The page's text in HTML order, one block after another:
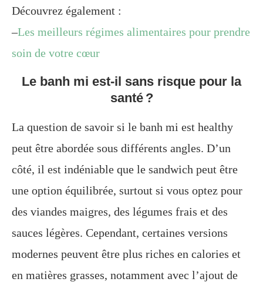
Découvrez également :
–Les meilleurs régimes alimentaires pour prendre
soin de votre cœur
Le banh mi est-il sans risque pour la
santé ?
La question de savoir si le banh mi est healthy
peut être abordée sous différents angles. D’un
côté, il est indéniable que le sandwich peut être
une option équilibrée, surtout si vous optez pour
des viandes maigres, des légumes frais et des
sauces légères. Cependant, certaines versions
modernes peuvent être plus riches en calories et
en matières grasses, notamment avec l’ajout de